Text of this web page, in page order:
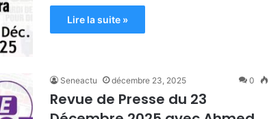
Lire la suite »
Seneactu décembre 23, 2025 0
Revue de Presse du 23